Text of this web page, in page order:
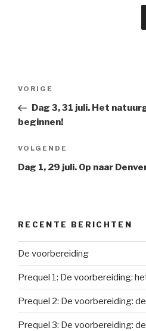
Vorig
bericht
VORIGE
Dag 3, 31 juli. Het
beginnen!
Volgend
bericht
VOLGENDE
Dag 1, 29 juli. Op naar
RECENTE BERICHTEN
De voorbereiding
Prequel 1: De voorbereiding:
Prequel 2: De voorbereiding:
Prequel 3: De voorbereiding: